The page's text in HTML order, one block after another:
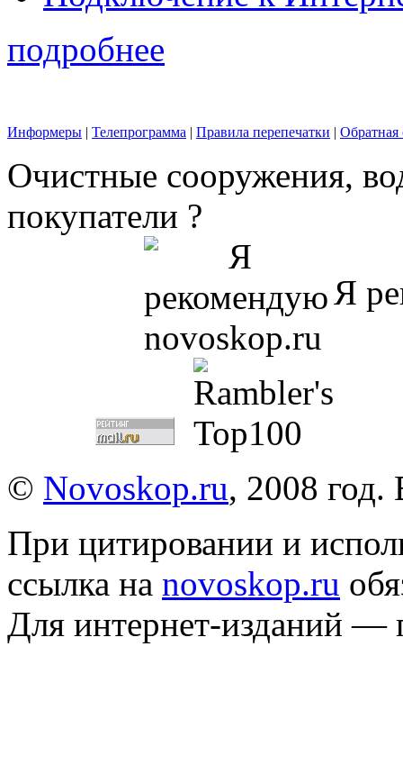
подробнее
Информеры | Телепрограмма | Правила перепечатки | Обратная
Очистные сооружения,
покупатели ?
Я
© Novoskop.ru, 2008
При цитировании и
ссылка на novoskop.ru
Для интернет-изданий —